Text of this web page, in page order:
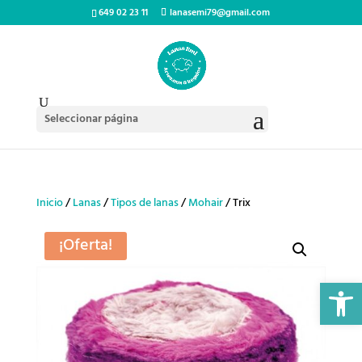
Abrir
649 02 23 11 lanasemi79@gmail.com
Seleccionar página
Inicio/Lanas/Tipos de lanas/Mohair/ Trix
¡Oferta!